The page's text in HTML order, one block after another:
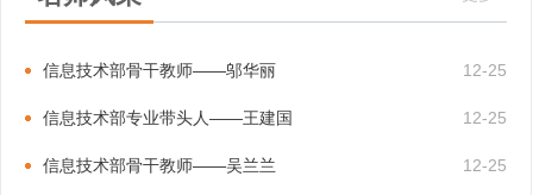
信息技术部骨干教师——邬华丽 12-25
信息技术部专业带头人——王建国 12-25
信息技术部骨干教师——吴兰兰 12-25